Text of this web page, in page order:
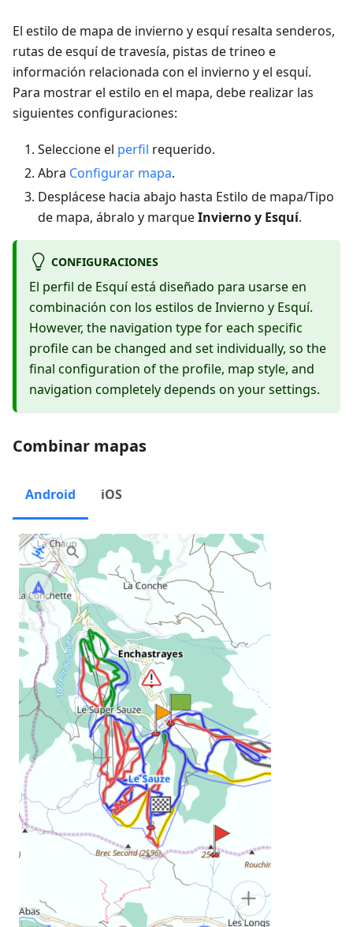
El estilo de mapa de invierno y esquí resalta senderos,
rutas de esquí de travesía, pistas de trineo e
información relacionada con el invierno y el esquí.
Para mostrar el estilo en el mapa, debe realizar las
siguientes configuraciones:
Seleccione el perfil requerido.
Abra Configurar mapa.
Desplácese hacia abajo hasta Estilo de mapa/Tipo
de mapa, ábralo y marqueInvierno y Esquí.
CONFIGURACIONES
El perfil de Esquí está diseñado para usarse en
combinación con los estilos de Invierno y Esquí.
However, the navigation type for each specific
profile can be changed and set individually, so the
final configuration of the profile, map style, and
navigation completely depends on your settings.
Combinar mapas
Android iOS